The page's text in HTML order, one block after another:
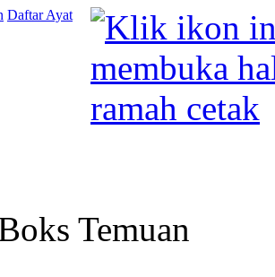
Daftar Ayat
Temuan